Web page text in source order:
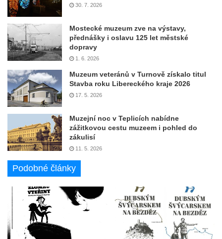
30. 7. 2026
Mostecké muzeum zve na výstavy,
přednášky i oslavu 125 let městské
dopravy
1. 6. 2026
Muzeum veteránů v Turnově získalo titul
Stavba roku Libereckého kraje 2026
17. 5. 2026
Muzejní noc v Teplicích nabídne
zážitkovou cestu muzeem i pohled do
zákulisí
11. 5. 2026
Podobné články